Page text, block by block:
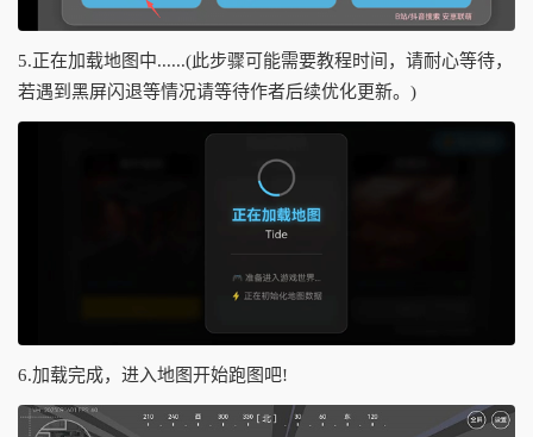
5.正在加载地图中......(此步骤可能需要教程时间，请耐心等待，
若遇到黑屏闪退等情况请等待作者后续优化更新。)
6.加载完成，进入地图开始跑图吧!